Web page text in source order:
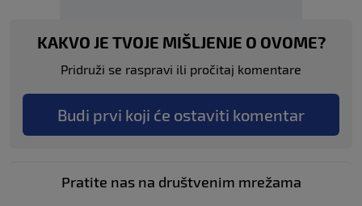
KAKVO JE TVOJE MIŠLJENJE O OVOME?
Pridruži se raspravi ili pročitaj komentare
Budi prvi koji će ostaviti komentar
Pratite nas na društvenim mrežama